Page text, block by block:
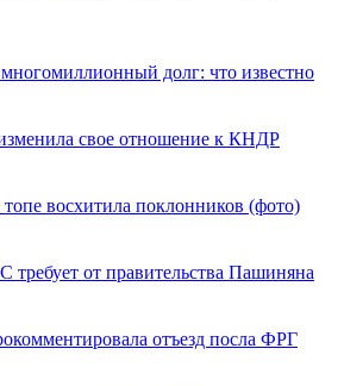
долг: что известно
свое отношение к КНДР
восхитила поклонников (фото)
требует от правительства Пашиняна
отъезд посла ФРГ